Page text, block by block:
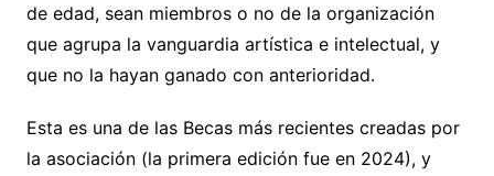
de edad, sean miembros o no de la organización
que agrupa la vanguardia artística e intelectual, y
que no la hayan ganado con anterioridad.
Esta es una de las Becas más recientes creadas por
la asociación (la primera edición fue en 2024), y